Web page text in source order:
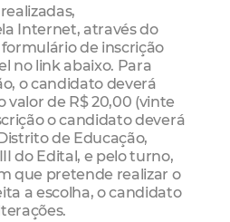
Internet, através do
de inscrição
no link abaixo. Para
o candidato deverá
de R$ 20,00 (vinte
o candidato deverá
de Educação,
do Edital, e pelo turno,
que pretende realizar o
a escolha, o candidato